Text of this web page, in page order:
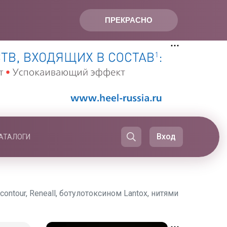
ПРЕКРАСНО
Вход
Reneall, ботулотоксином Lantox, нитями